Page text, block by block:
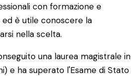
con formazione e
è utile conoscere la
nella scelta.
una laurea magistrale in
e ha superato l'Esame di Stato